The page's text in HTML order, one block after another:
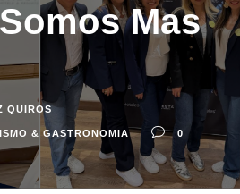
Mas
QUIROS
& GASTRONOMIA 0